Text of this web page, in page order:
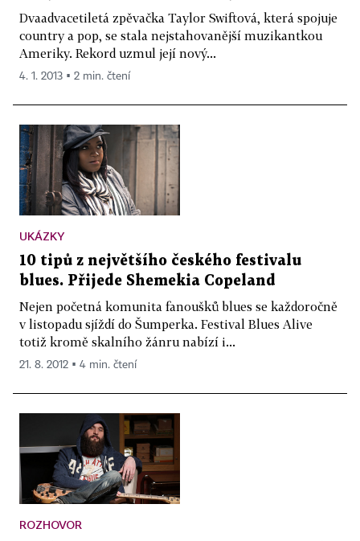
Dvaadvacetiletá zpěvačka Taylor Swiftová, která spojuje
country a pop, se stala nejstahovanější muzikantkou
Ameriky. Rekord uzmul její nový...
4. 1. 2013 ▪ 2 min. čtení
UKÁZKY
10 tipů z největšího českého festivalu
blues. Přijede Shemekia Copeland
Nejen početná komunita fanoušků blues se každoročně
v listopadu sjíždí do Šumperka. Festival Blues Alive
totiž kromě skalního žánru nabízí i...
21. 8. 2012 ▪ 4 min. čtení
ROZHOVOR